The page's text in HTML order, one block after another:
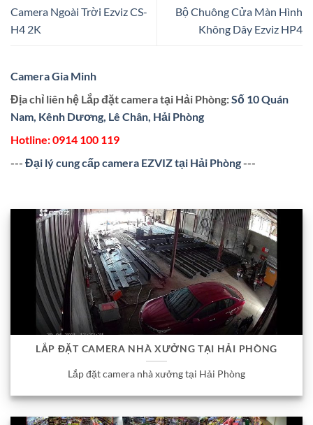
Camera Ngoài Trời Ezviz CS-
H4 2K
Bộ Chuông Cửa Màn Hình
Không Dây Ezviz HP4
Camera Gia Minh
Địa chỉ liên hệ Lắp đặt camera tại Hải Phòng:Số 10 Quán
Nam, Kênh Dương, Lê Chân, Hải Phòng
Hotline:0914 100 119
--- Đại lý cung cấp camera EZVIZ tại Hải Phòng---
LẮP ĐẶT CAMERA NHÀ XƯỞNG TẠI HẢI PHÒNG
Lắp đặt camera nhà xưởng tại Hải Phòng